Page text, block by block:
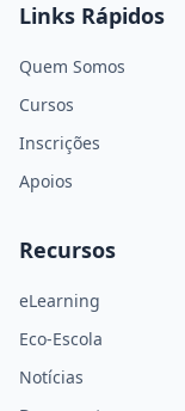
Links Rápidos
Quem Somos
Cursos
Inscrições
Apoios
Recursos
eLearning
Eco-Escola
Notícias